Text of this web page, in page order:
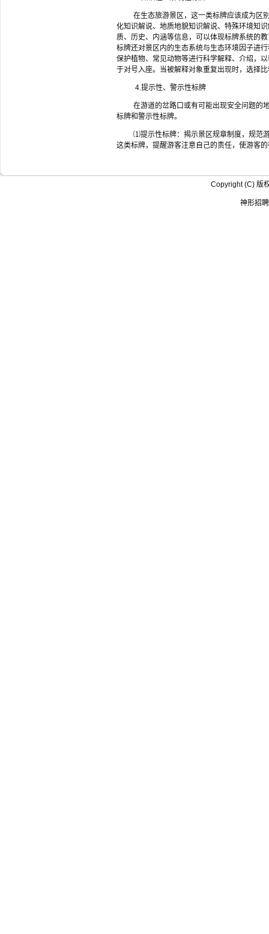
在生态旅游景区，这一类标牌应该成为区
化知识解说、地质地貌知识解说、特殊环境知
质、历史、内涵等信息，可以体现标牌系统的
标牌还对景区内的生态系统与生态环境因子进
保护植物、常见动物等进行科学解释、介绍，
于对号入座。当被解释对象重复出现时，选择
4.提示性、警示性标牌
在游道的岔路口或有可能出现安全问题的
标牌和警示性标牌。
⑴提示性标牌：揭示景区规章制度，规范
这类标牌，提醒游客注意自己的责任，使游客
Copyright (C) 版
神形招聘